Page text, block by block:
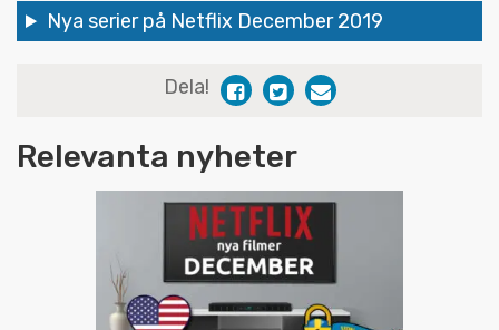
Nya serier på Netflix December 2019
Dela!
Relevanta nyheter